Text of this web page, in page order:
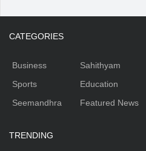
CATEGORIES
Business
Sports
Seemandhra
Sahithyam
Education
Featured News
TRENDING